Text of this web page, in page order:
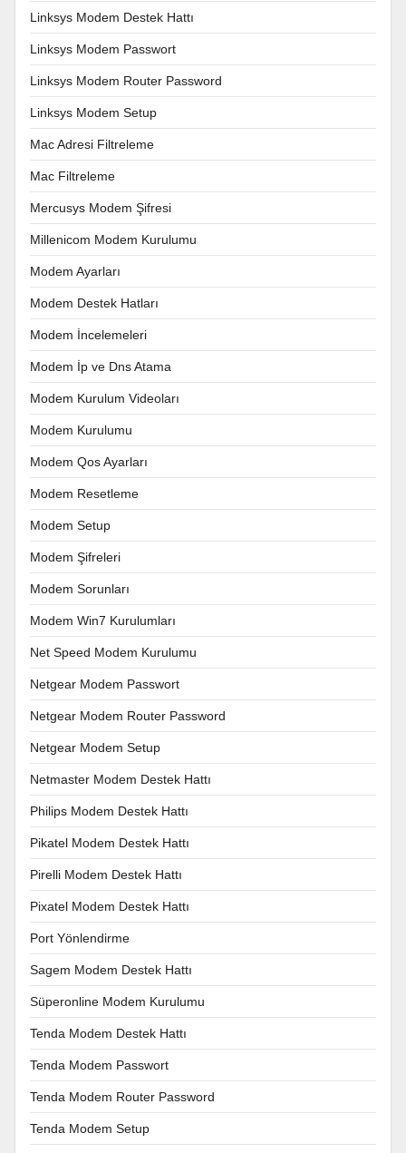
Linksys Modem Destek Hattı
Linksys Modem Passwort
Linksys Modem Router Password
Linksys Modem Setup
Mac Adresi Filtreleme
Mac Filtreleme
Mercusys Modem Şifresi
Millenicom Modem Kurulumu
Modem Ayarları
Modem Destek Hatları
Modem İncelemeleri
Modem İp ve Dns Atama
Modem Kurulum Videoları
Modem Kurulumu
Modem Qos Ayarları
Modem Resetleme
Modem Setup
Modem Şifreleri
Modem Sorunları
Modem Win7 Kurulumları
Net Speed Modem Kurulumu
Netgear Modem Passwort
Netgear Modem Router Password
Netgear Modem Setup
Netmaster Modem Destek Hattı
Philips Modem Destek Hattı
Pikatel Modem Destek Hattı
Pirelli Modem Destek Hattı
Pixatel Modem Destek Hattı
Port Yönlendirme
Sagem Modem Destek Hattı
Süperonline Modem Kurulumu
Tenda Modem Destek Hattı
Tenda Modem Passwort
Tenda Modem Router Password
Tenda Modem Setup